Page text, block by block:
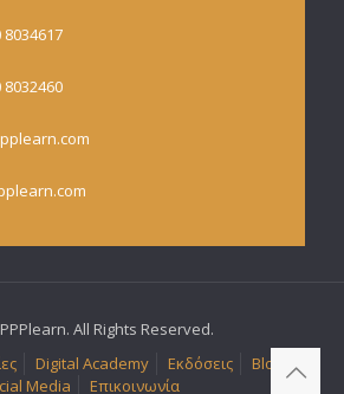
8034617
8032460
All Rights Reserved.
Digital Academy Εκδόσεις
Blog
Media
Επικοινωνία